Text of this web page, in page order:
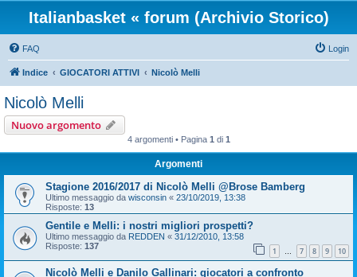
Italianbasket « forum (Archivio Storico)
FAQ Login
Indice GIOCATORI ATTIVI Nicolò Melli
Nicolò Melli
Nuovo argomento
4 argomenti • Pagina 1 di 1
Argomenti
Stagione 2016/2017 di Nicolò Melli @Brose Bamberg
Ultimo messaggio da wisconsin « 23/10/2019, 13:38
Risposte: 13
Gentile e Melli: i nostri migliori prospetti?
Ultimo messaggio da REDDEN « 31/12/2010, 13:58
Risposte: 137 1 … 7 8 9 10
Nicolò Melli e Danilo Gallinari: giocatori a confronto